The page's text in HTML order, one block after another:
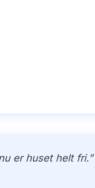
er huset helt fri.”